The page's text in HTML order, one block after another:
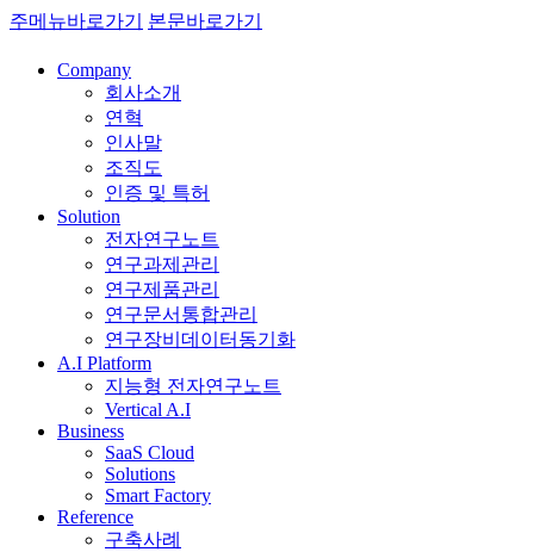
주메뉴바로가기 본문바로가기
Company
회사소개
연혁
인사말
조직도
인증 및 특허
Solution
전자연구노트
연구과제관리
연구제품관리
연구문서통합관리
연구장비데이터동기화
A.I Platform
지능형 전자연구노트
Vertical A.I
Business
SaaS Cloud
Solutions
Smart Factory
Reference
구축사례